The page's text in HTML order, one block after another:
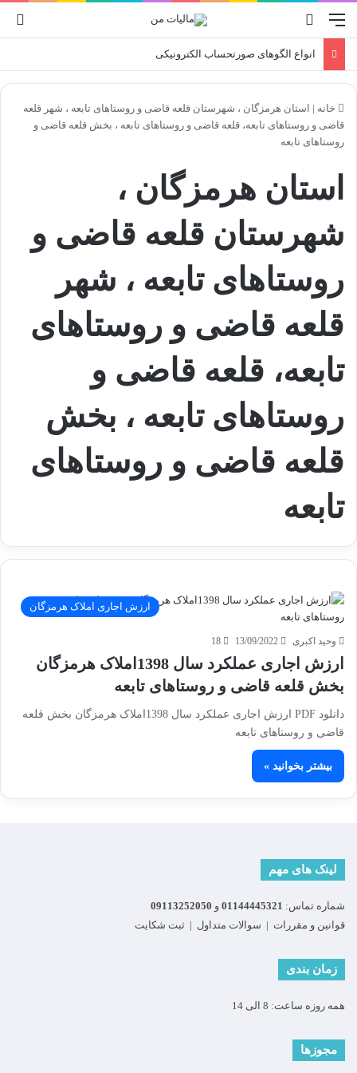
منو
انواع الگوهای صورتحساب الکترونیکی
خانه | استان هرمزگان ، شهرستان قلعه قاضی و روستاهای تابعه ، شهر قلعه
قاضی و روستاهای تابعه، قلعه قاضی و روستاهای تابعه ، بخش قلعه قاضی و
روستاهای تابعه
استان هرمزگان ،
شهرستان قلعه قاضی و
روستاهای تابعه ، شهر
قلعه قاضی و روستاهای
تابعه، قلعه قاضی و
روستاهای تابعه ، بخش
قلعه قاضی و روستاهای
تابعه
ارزش اجاری املاک هرمزگان
وحید اکبری 13/09/2022
18
ارزش اجاری عملکرد سال 1398املاک هرمزگان
بخش قلعه قاضی و روستاهای تابعه
دانلود PDF ارزش اجاری عملکرد سال 1398املاک هرمزگان بخش قلعه
قاضی و روستاهای تابعه
بیشتر بخوانید »
لینک های مهم
شماره تماس: 01144445321 و 09113252050
قوانین و مقررات | سوالات متداول | ثبت شکایت
زمان بندی
همه روزه ساعت: 8 الی 14
مجوزها